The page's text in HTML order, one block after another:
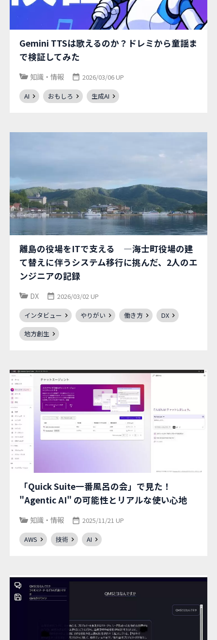
Gemini TTSは歌えるのか？ドレミから童謡ま
で検証してみた
知識・情報 2026/03/06 UP
AI おもしろ 生成AI
離島の役場をITで支える ―海士町役場の建
て替えに伴うシステム移行に挑んだ、2人のエ
ンジニアの記録
DX 2026/03/02 UP
インタビュー やりがい 働き方
DX
地方創生
「Quick Suite一番風呂の会」で見た！
"Agentic AI" の可能性とリアルな使い心地
知識・情報 2025/11/21 UP
AWS 技術 AI